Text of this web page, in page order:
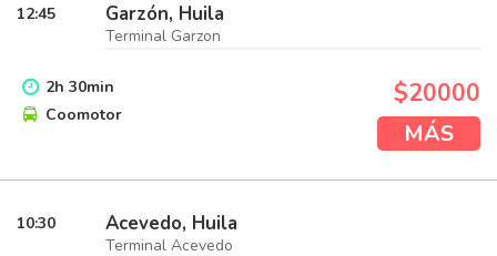
12:45 Garzón, Huila
Terminal Garzon
2h 30min
Coomotor
$20000
MÁS
10:30 Acevedo, Huila
Terminal Acevedo